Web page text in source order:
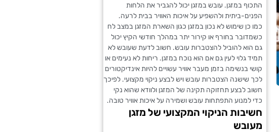
התכוף במזגן. עובש במזגן יכול להגביר את הלחות
הפנים-ביתית ולהשפיע על איכות האוויר בבית לרעה.
כמו כן שימוש לא נכון במזגן כגון השארת המזגן במצב לח
כשמדובר בחורף או קירור יתר במהלך חודשי הקיץ יכול
גם הוא להוביל להצטברות עובש. חשוב לדעת שעובש לא
תמיד גלוי לעין גם אם הוא נוכח במזגן. ריחות לא נעימים או
קושי בנשימה בזמן מעבר אוויר עשויים להיות אינדיקטורים
לכך שישנה הצטברות עובש ויש לבצע ניקוי מקצועי. לפיכך
חשוב לבצע תחזוקה תקינה של המזגן ולוודא שהוא נקי
כדי למנוע התפתחות עובש ושמירה על איכות אוויר טובה.
חשיבות הניקוי המקצועי של מזגן
מעובש